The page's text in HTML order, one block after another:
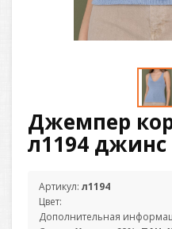
Джемпер
л1194 джинс
Артикул: л1194
Цвет:
Дополнительная